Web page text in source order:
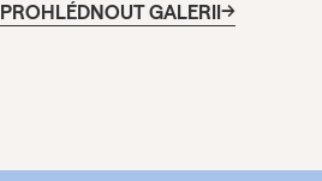
PROHLÉDNOUT GALERII